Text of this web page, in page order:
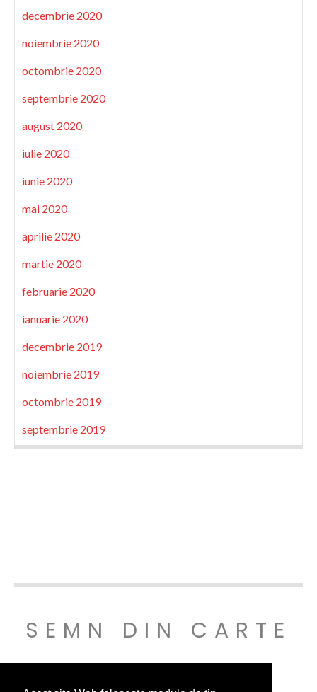
decembrie 2020
noiembrie 2020
octombrie 2020
septembrie 2020
august 2020
iulie 2020
iunie 2020
mai 2020
aprilie 2020
martie 2020
februarie 2020
ianuarie 2020
decembrie 2019
noiembrie 2019
octombrie 2019
septembrie 2019
SEMN DIN CARTE